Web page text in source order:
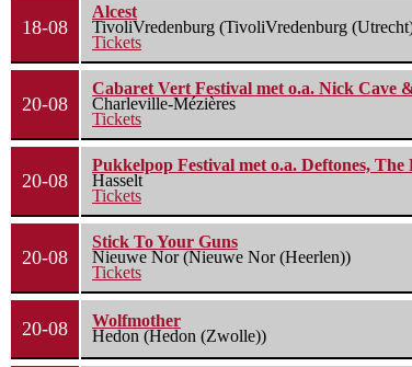
18-08
Alcest
TivoliVredenburg (TivoliVredenburg
Tickets
20-08
Cabaret Vert Festival met o.a. Nick Cave
Charleville-Mézières
Tickets
20-08
Pukkelpop Festival met o.a. Deftones,
Hasselt
Tickets
20-08
Stick To Your Guns
Nieuwe Nor (Nieuwe Nor (Heerlen))
Tickets
20-08
Wolfmother
Hedon (Hedon (Zwolle))